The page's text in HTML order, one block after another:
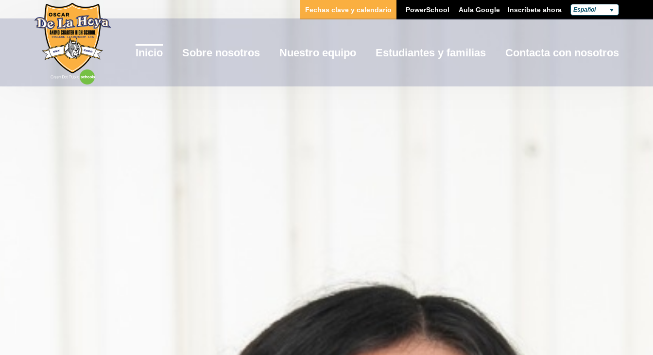
Fechas clave y calendario PowerSchool Aula Google Inscríbete ahora Español
Inicio Sobre nosotros Nuestro equipo Estudiantes y familias Contacta con nosotros